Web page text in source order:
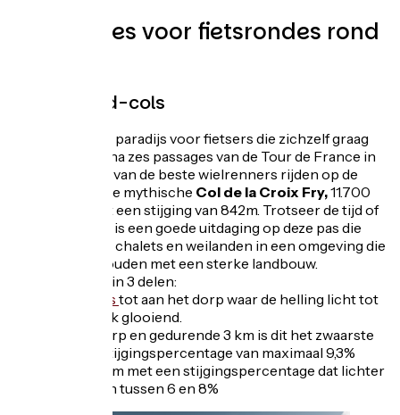
Suggesties voor fietsrondes rond
Onze grand-cols
Manigod is een paradijs voor fietsers die zichzelf graag
uitdagen. Kom na zes passages van de Tour de France in
de voetsporen van de beste wielrenners rijden op de
hellingen van de mythische Col de la Croix Fry,11.700
km lang en met een stijging van 842m. Trotseer de tijd of
neem je tijd, dit is een goede uitdaging op deze pas die
slingert tussen chalets en weilanden in een omgeving die
wordt onderhouden met een sterke landbouw.
Het valt uiteen in 3 delen:
Thônes tot aan het dorp waar de helling licht tot
matig is, redelijk glooiend.
- Boven het dorp en gedurende 3 km is dit het zwaarste
deel met een stijgingspercentage van maximaal 9,3%
- De laatste 3 km met een stijgingspercentage dat lichter
probeert te zijn tussen 6 en 8%